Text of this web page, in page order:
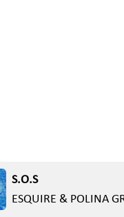
S.O.S
ESQUIRE & POLINA
0